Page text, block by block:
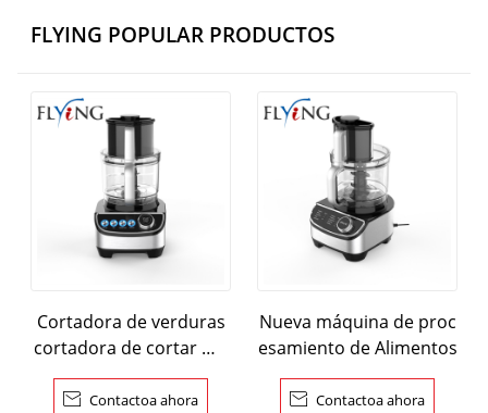
FLYING POPULAR PRODUCTOS
Cortadora de verduras
cortadora de cortar má
quina de procesamient
o de Alimentos
 Contactoa ahora
Nueva máquina de proc
esamiento de Alimentos
 Contactoa ahora